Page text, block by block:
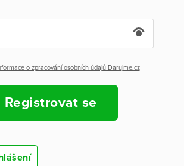
o zpracování osobních údajů Darujme.cz
Registrovat se